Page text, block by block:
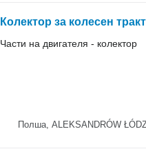
Колектор за колесен
Части на двигателя - колектор
Полша, ALEKSANDRÓW